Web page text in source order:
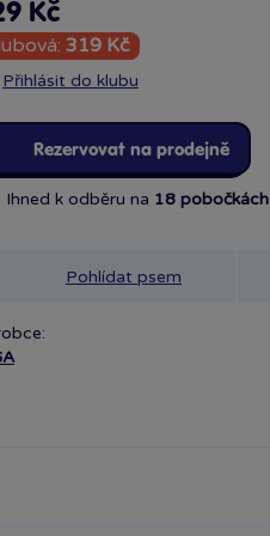
Kč
319 Kč
Přihlásit do klubu
Rezervovat na prodejně
Ihned k odběru na 18 pobočkách
Pohlídat psem